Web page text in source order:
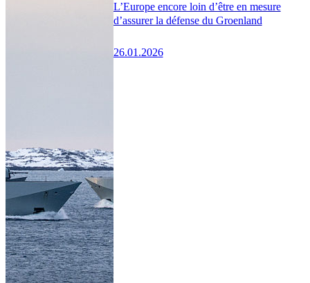
L’Europe encore loin d’être en mesure
d’assurer la défense du Groenland
26.01.2026